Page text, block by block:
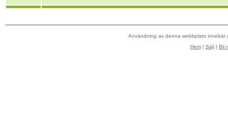
Användning av denna webbplats
Hem| Sälj| Bli